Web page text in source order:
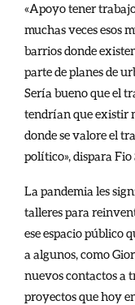
«Apoyo tener
muchas veces esos
barrios donde
parte de planes de
Sería bueno que el
tendrían que existir
donde se valore el
político», dispara Fio
La pandemia les
talleres para
ese espacio público
a algunos, como
nuevos contactos a
proyectos que hoy